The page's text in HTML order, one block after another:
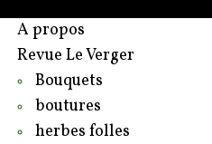
A propos
Revue Le Verger
Bouquets
boutures
herbes folles